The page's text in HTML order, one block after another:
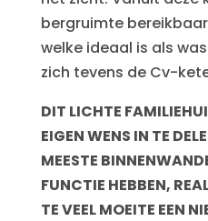
bergruimte
welke ideaal is als
zich tevens de Cv-
DIT LICHTE
EIGEN WENS IN TE
MEESTE
FUNCTIE HEBBEN,
TE VEEL MOEITE EEN